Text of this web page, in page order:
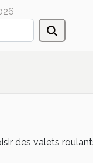
des valets